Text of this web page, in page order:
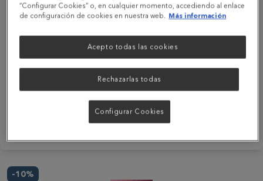
(21)
Precio especial
38,66 €
Añadir
-10%
“Configurar Cookies” o, en cualquier momento, accediendo al enlace
de configuración de cookies en nuestra web. Más información
Rechazarlas todas
Acepto todas las cookies
Configurar Cookies